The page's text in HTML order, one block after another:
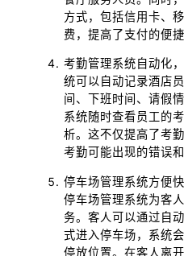
方式，包括信用卡、
费，提高了支付的便
考勤管理系统自动化
统可以自动记录酒店
间、下班时间、请假
系统随时查看员工的
析。这不仅提高了考
考勤可能出现的错误和
停车场管理系统方便
停车场管理系统为客
务。客人可以通过自
式进入停车场，系统
停放位置。在客人离